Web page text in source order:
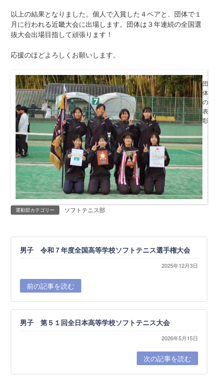
以上の結果となりました。個人で入賞した４ペアと、団体で１
月に行われる近畿大会に出場します。団体は３年連続の全国選
抜大会出場目指して頑張ります！
応援のほどよろしくお願いします。
団
体
の
表
彰
運動部カテゴリー ソフトテニス部
男子 令和７年度全国高等学校ソフトテニス選手権大会
2025年12月3日
前の記事を読む
男子 第５１回全日本高等学校ソフトテニス大会
2026年5月15日
次の記事を読む